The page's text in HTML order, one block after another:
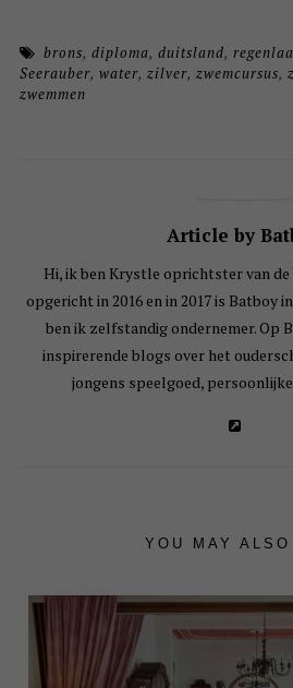
brons,diploma,duitsland,
Seerauber, water, zilver, zwemcursus,
zwemmen
Article by
Hi, ik ben Krystle oprichtster van
opgericht in 2016 en in 2017 is Batboy
ben ik zelfstandig ondernemer. Op
inspirerende blogs over het
jongens speelgoed,
YOU MAY